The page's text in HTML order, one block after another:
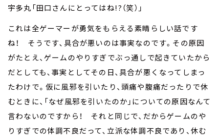
宇多丸「田口さんにとってはね!?（笑）」
これは全ゲーマーが勇気をもらえる素晴らしい話です
ね！ そうです、具合が悪いのは事実なのです。その原因
がたとえ、ゲームのやりすぎでぶっ通しで起きていたから
だとしても、事実としてその日、具合が悪くなってしまっ
たわけで。仮に風邪を引いたり、頭痛や腹痛だったりで休
むときに、「なぜ風邪を引いたのか」についての原因なんて
言わないのですから！ それと同じで、だからゲームのや
りすぎでの体調不良だって、立派な体調不良であり、休む